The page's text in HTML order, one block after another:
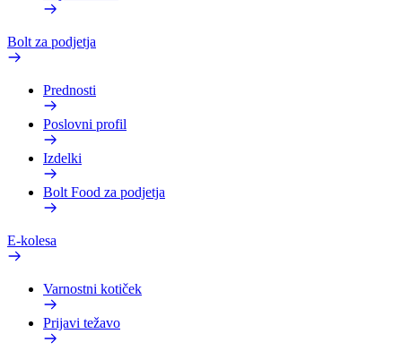
Bolt za podjetja
Prednosti
Poslovni profil
Izdelki
Bolt Food za podjetja
E-kolesa
Varnostni kotiček
Prijavi težavo